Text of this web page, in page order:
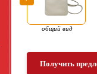
общий вид
Получить